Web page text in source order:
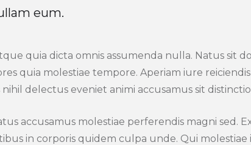
eum.
quia dicta omnis assumenda nulla. Natus sit
quia molestiae tempore. Aperiam iure
delectus eveniet animi accusamus sit
accusamus molestiae perferendis magni sed.
in corporis quidem culpa unde. Qui